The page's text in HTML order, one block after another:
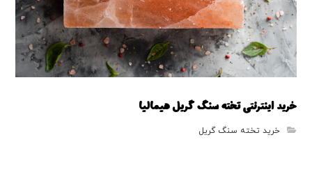
خرید اینترنتی تخته سنگ گریل هیمالیا
خرید تخته سنگ گریل